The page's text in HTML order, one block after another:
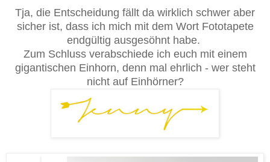
Tja, die Entscheidung fällt da wirklich schwer aber
sicher ist, dass ich mich mit dem Wort Fototapete
endgültig ausgesöhnt habe.
Zum Schluss verabschiede ich euch mit einem
gigantischen Einhorn, denn mal ehrlich - wer steht
nicht auf Einhörner?